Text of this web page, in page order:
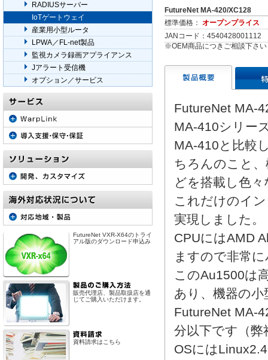
FutureNet MA-420/XC128
標準価格： オープンプライス
JANコード：4540428001112
※OEM商品につきご相談下さい
FutureNet MA-
MA-410シリー
MA-410と比較
ちろんのこと
どを搭載し色
これだけのイ
実現しました。
CPUにはAMD
ますので非常
このAu1500は
あり、機器の
FutureNet MA-
分以下です（弊
OSには
RADIUSサーバー
IoTゲートウェイ
産業用小型ルータ
LPWA／FL-net製品
監視カメラ録画アプライアンス
Jアラート受信機
オプション／サービス
FutureNet VXR-X64のトライ
アル版のダウンロード申込み
販売代理店、製品取扱店を通
じてご購入いただけます。
資料請求はこちら